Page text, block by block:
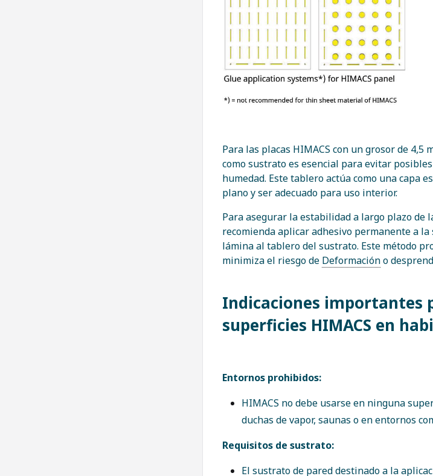
Para las placas HIMACS con un grosor de 4,5
como sustrato es esencial para evitar
humedad. Este tablero actúa como una capa
plano y ser adecuado para uso interior.
Para asegurar la estabilidad a largo plazo de
recomienda aplicar adhesivo permanente a
lámina al tablero del sustrato. Este método
minimiza el riesgo de Deformacióno
Indicaciones importantes
superficies HIMACS en
Entornos prohibidos:
HIMACS no debe usarse en ninguna
duchas de vapor, saunas o en entornos
Requisitos de sustrato:
El sustrato de pared destinado a la